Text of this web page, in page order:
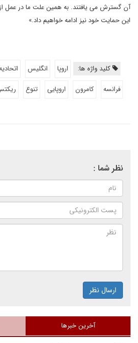
آن گسترش می یافتند. به همین علت ما در عمل
این حمایت خود نیز ادامه خواهیم داد.»
کلید واژه ها: اروپا انگلیس
فرانسه
کامرون اروپایی تنوع
نظر شما :
ارسال نظر
آخرین خبرها